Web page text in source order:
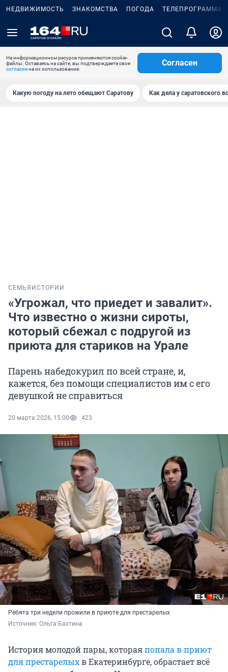
НЕДВИЖИМОСТЬ ЗНАКОМСТВА ПОГОДА ТЕЛЕПРОГРАММА
На информационном ресурсе применяются cookie-
файлы. Оставаясь на сайте, вы подтверждаете свое
согласиена их использование.
Согласен
Какую погоду на лето обещают Саратову Как дела у саратовского
СЕМЬЯ ИСТОРИИ
«Угрожал, что приедет и завалит».
Что известно о жизни сироты,
который сбежал с подругой из
приюта для стариков на Урале
Парень набедокурил по всей стране, и,
кажется, без помощи специалистов им с его
девушкой не справиться
20 марта 2026, 15:00 423
Ребята три недели прожили в приюте для престарелых
Источник: Ольга Бахтина
История молодой пары, котораяпопала в приют
для престарелыхв Екатеринбурге, обрастает всё